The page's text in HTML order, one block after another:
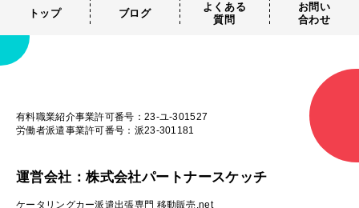
トップ ブログ
よくある
質問
お問い
合わせ
有料職業紹介事業許可番号：23-ユ-301527
労働者派遣事業許可番号：派23-301181
運営会社：株式会社パートナースケッチ
ケータリングカー派遣出張専門 移動販売.net